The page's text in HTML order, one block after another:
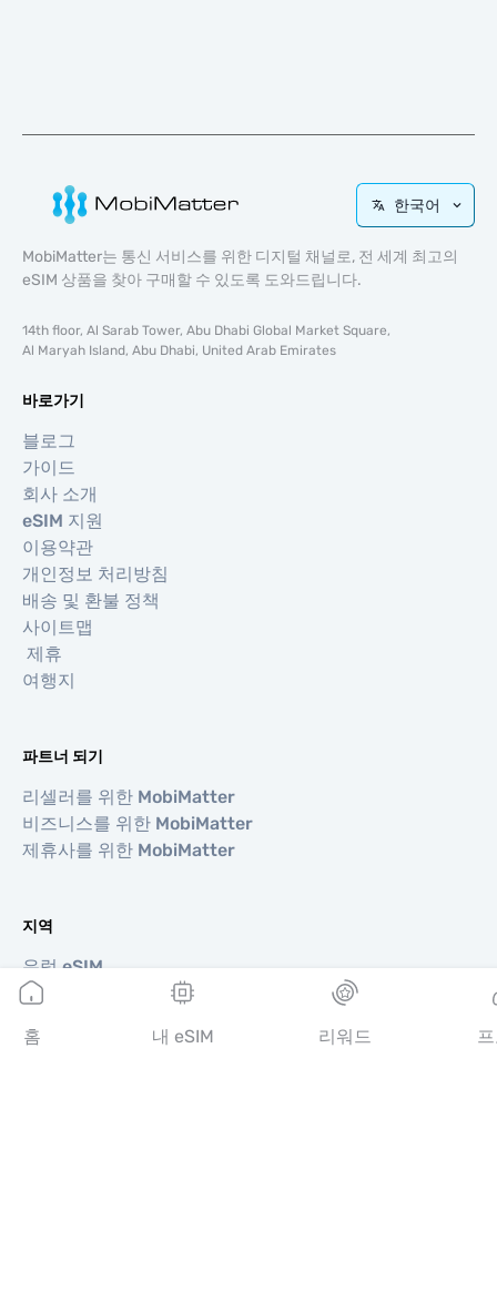
한국어
MobiMatter는 통신 서비스를 위한 디지털 채널로, 전 세계 최고의
eSIM 상품을 찾아 구매할 수 있도록 도와드립니다.
14th floor, Al Sarab Tower, Abu Dhabi Global Market Square,
Al Maryah Island, Abu Dhabi, United Arab Emirates
바로가기
블로그
가이드
회사 소개
eSIM 지원
이용약관
개인정보 처리방침
배송 및 환불 정책
사이트맵
제휴
여행지
파트너 되기
리셀러를 위한 MobiMatter
비즈니스를 위한 MobiMatter
제휴사를 위한 MobiMatter
지역
유럽 eSIM
아시아 eSIM
중동 eSIM
홈 내 eSIM 리워드